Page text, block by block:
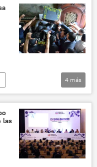
💶 Divisas
4 más
las